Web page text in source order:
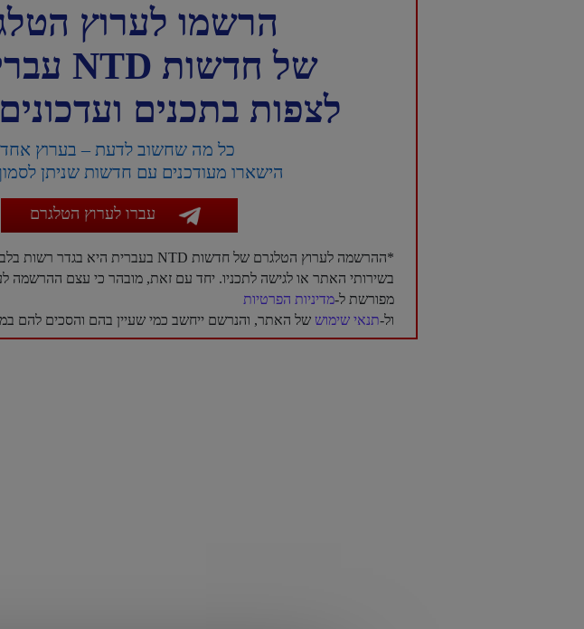
הרשמו לערוץ
של חדשות NTD עברית כדי
לצפות בתכנים
כל מה שחשוב לדעת – בערוץ
הישארו מעודכנים עם חדשות שניתן
עברו לערוץ הטלגרם
*ההרשמה לערוץ הטלגרם של חדשות NTD בעברית היא בגדר רשות בלבד, ואינה מהווה תנאי לשימוש
בשירותי האתר או לגישה לתכניו. יחד עם זאת, מובהר כי עצם ההרשמה
מפורשת ל-מדיניות הפרטיות
ול-תנאי שימוששל האתר, והנרשם ייחשב כמי שעיין בהם והסכים להם